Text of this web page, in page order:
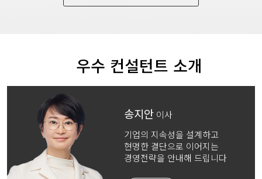
우수 컨설턴트 소개
기업의 지속성을 설계하고
현명한 결단으로 이어지는
경영전략을 안내해 드립니다
송지안이사